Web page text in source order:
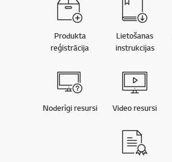
Produkta
reģistrācija
Lietošanas
instrukcijas
Noderīgi resursi Video resursi